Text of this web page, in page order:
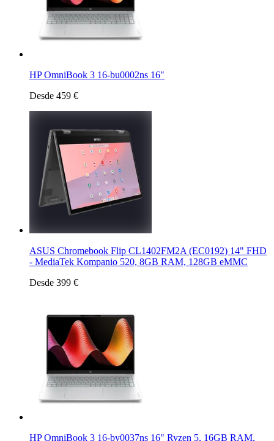
HP OmniBook 3 16-bu0002ns 16"
Desde 459 €
ASUS Chromebook Flip CL1402FM2A (EC0192) 14" FHD
- MediaTek Kompanio 520, 8GB RAM, 128GB eMMC
Desde 399 €
HP OmniBook 3 16-by0037ns 16" Ryzen 5, 16GB RAM,